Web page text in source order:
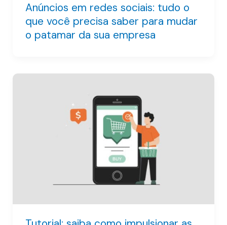
Anúncios em redes sociais: tudo o
que você precisa saber para mudar
o patamar da sua empresa